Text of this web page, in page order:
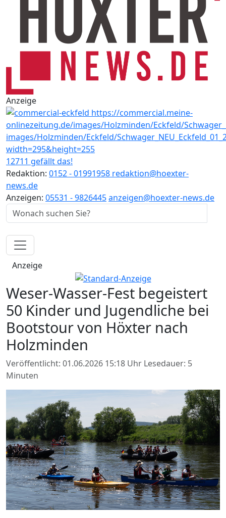
Anzeige
12711 gefällt das!
Redaktion: 0152 - 01991958 redaktion@hoexter-
news.de
Anzeigen: 05531 - 9826445anzeigen@hoexter-news.de
Anzeige
Weser-Wasser-Fest begeistert
50 Kinder und Jugendliche bei
Bootstour von Höxter nach
Holzminden
Veröffentlicht: 01.06.2026 15:18 Uhr Lesedauer: 5
Minuten